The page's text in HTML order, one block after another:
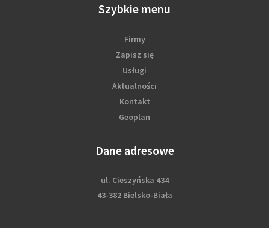
Szybkie menu
Firmy
Zapisz się
Usługi
Aktualności
Kontakt
Geoplan
Dane adresowe
ul. Cieszyńska 434
43-382 Bielsko-Biała